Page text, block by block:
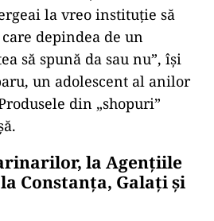
la vreo instituție să
depindea de un
să spună da sau nu”, îşi
un adolescent al anilor
din „shopuri”
la Agențiile
Constanța, Galaţi şi